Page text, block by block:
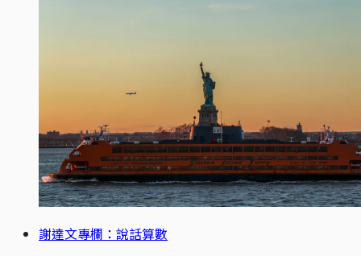
謝達文專欄：說話算數